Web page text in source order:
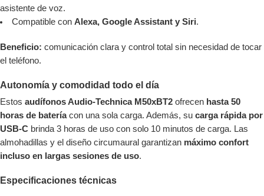
asistente de voz.
Compatible con Alexa, Google Assistant y Siri.
Beneficio: comunicación clara y control total sin necesidad de tocar
el teléfono.
Autonomía y comodidad todo el día
Estos audífonos Audio-Technica M50xBT2 ofrecen hasta 50
horas de bateríacon una sola carga. Además, su carga rápida por
USB-C brinda 3 horas de uso con solo 10 minutos de carga. Las
almohadillas y el diseño circumaural garantizan máximo confort
incluso en largas sesiones de uso.
Especificaciones técnicas